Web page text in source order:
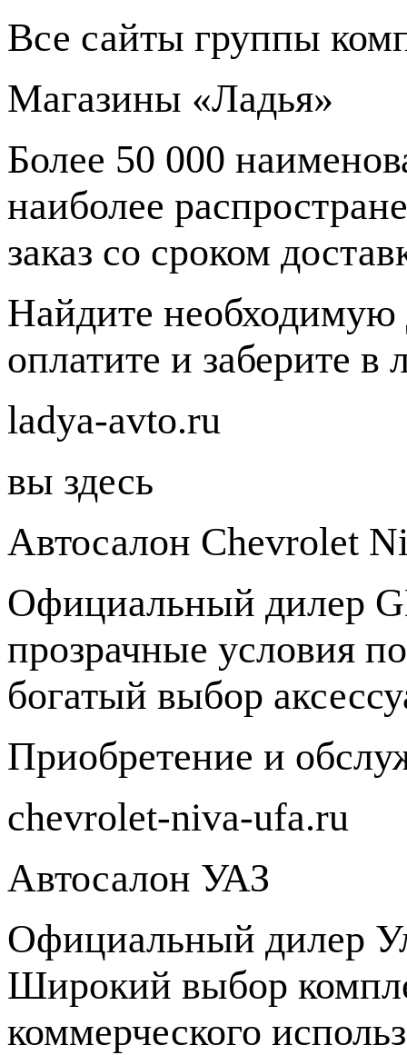
Все сайты группы
Магазины «Ладья»
Более 50 000
наиболее
заказ со сроком
Найдите
оплатите и заберите
ladya-avto.ru
вы здесь
Автосалон Chevrolet
Официальный дилер
прозрачные условия
богатый выбор
Приобретение и
chevrolet-niva-ufa.ru
Автосалон УАЗ
Официальный дилер
Широкий выбор
коммерческого